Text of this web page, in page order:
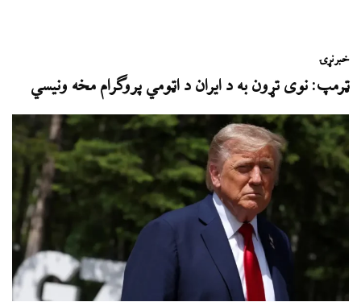
خبرنړۍ
ټرمپ: نوی تړون به د ایران د اټومي پروګرام مخه ونیسي